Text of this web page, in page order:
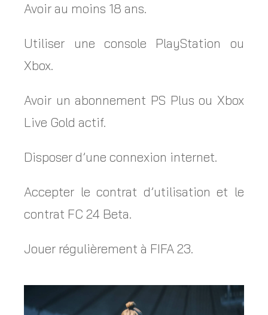
Avoir au moins 18 ans.
Utiliser une console PlayStation ou
Xbox.
Avoir un abonnement PS Plus ou Xbox
Live Gold actif.
Disposer d’une connexion internet.
Accepter le contrat d’utilisation et le
contrat FC 24 Beta.
Jouer régulièrement à FIFA 23.